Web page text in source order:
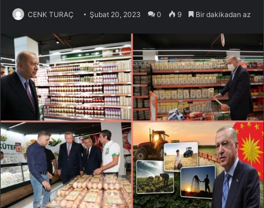
CENK TURAÇ Şubat 20, 2023 0 9 Bir dakikadan az